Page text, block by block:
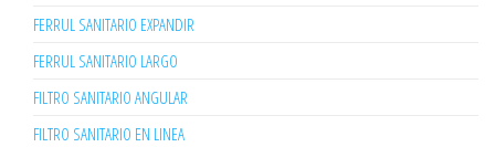
FERRUL SANITARIO EXPANDIR
FERRUL SANITARIO LARGO
FILTRO SANITARIO ANGULAR
FILTRO SANITARIO EN LINEA